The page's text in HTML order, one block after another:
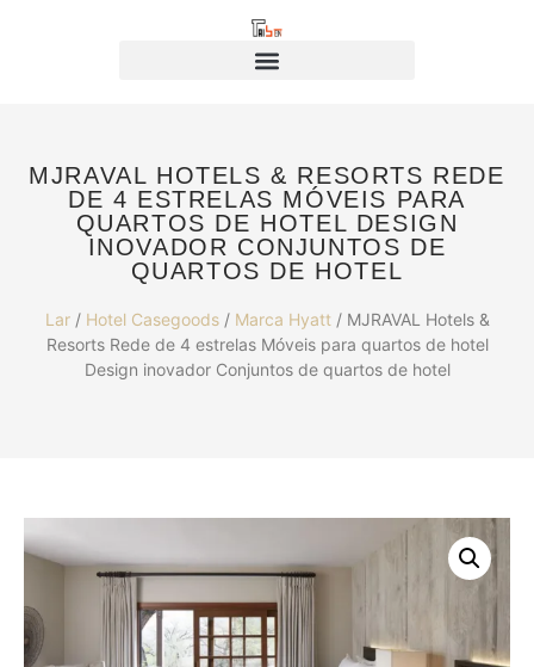
MJRAVAL HOTELS & RESORTS REDE
DE 4 ESTRELAS MÓVEIS PARA
QUARTOS DE HOTEL DESIGN
INOVADOR CONJUNTOS DE
QUARTOS DE HOTEL
Lar/ Hotel Casegoods/ Marca Hyatt/ MJRAVAL Hotels &
Resorts Rede de 4 estrelas Móveis para quartos de hotel
Design inovador Conjuntos de quartos de hotel